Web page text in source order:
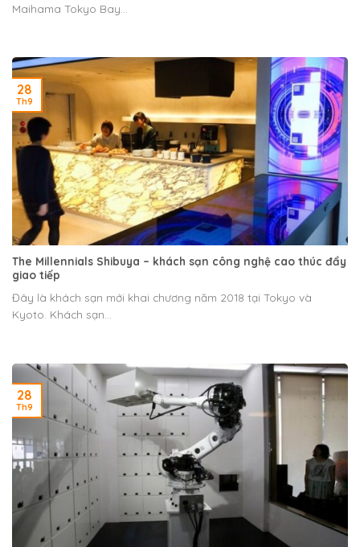
Maihama Tokyo Bay...
The Millennials Shibuya – khách sạn công nghệ cao thúc đẩy
giao tiếp
Đây là khách sạn mới khai chương năm 2018 tại Tokyo và
Kyoto. Khách sạn...
28
Th9
28
Th9